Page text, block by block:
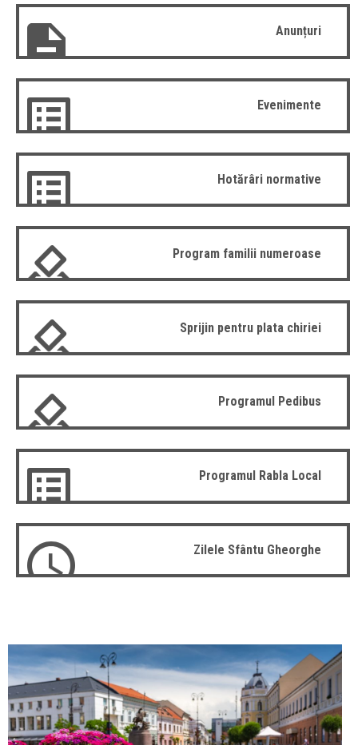
Anunțuri
Evenimente
Hotărâri normative
Program familii numeroase
Sprijin pentru plata chiriei
Programul Pedibus
Programul Rabla Local
Zilele Sfântu Gheorghe